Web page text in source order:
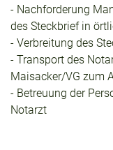
- Nachforderung
des Steckbrief in
- Verbreitung des
- Transport des
Maisacker/VG zum
- Betreuung der
Notarzt